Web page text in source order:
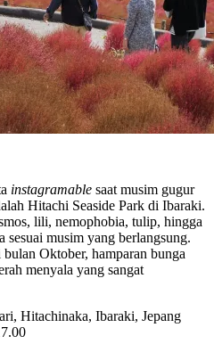
instagramable saat musim gugur
Hitachi Seaside Park di Ibaraki.
lili, nemophobia, tulip, hingga
sesuai musim yang berlangsung.
Oktober, hamparan bunga
menyala yang sangat
Hitachinaka, Ibaraki, Jepang